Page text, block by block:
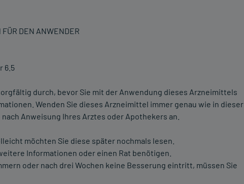
FÜR DEN ANWENDER
6.5
durch, bevor Sie mit der Anwendung dieses Arzneimittels
Wenden Sie dieses Arzneimittel immer genau wie in dieser
Anweisung Ihres Arztes oder Apothekers an.
möchten Sie diese später nochmals lesen.
Informationen oder einen Rat benötigen.
oder nach drei Wochen keine Besserung eintritt, müssen Sie